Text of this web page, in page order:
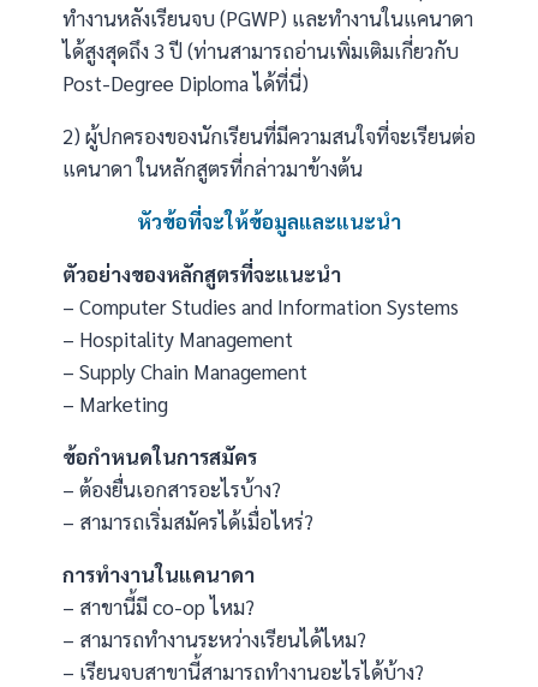
ทำงานหลังเรียนจบ (PGWP) และทำงานในแคนาดา
ได้สูงสุดถึง 3 ปี (ท่านสามารถอ่านเพิ่มเติมเกี่ยวกับ
Post-Degree Diploma ได้ที่นี่)
2) ผู้ปกครองของนักเรียนที่มีความสนใจที่จะเรียนต่อ
แคนาดา ในหลักสูตรที่กล่าวมาข้างต้น
หัวข้อที่จะให้ข้อมูลและแนะนำ
ตัวอย่างของหลักสูตรที่จะแนะนำ
– Computer Studies and Information Systems
– Hospitality Management
– Supply Chain Management
– Marketing
ข้อกำหนดในการสมัคร
– ต้องยื่นเอกสารอะไรบ้าง?
– สามารถเริ่มสมัครได้เมื่อไหร่?
การทำงานในแคนาดา
– สาขานี้มี co-op ไหม?
– สามารถทำงานระหว่างเรียนได้ไหม?
– เรียนจบสาขานี้สามารถทำงานอะไรได้บ้าง?